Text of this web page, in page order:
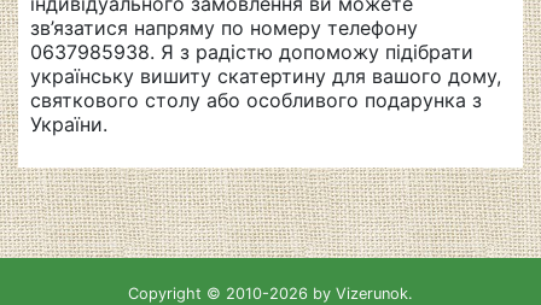
зв’язатися напряму по номеру телефону
0637985938. Я з радістю допоможу підібрати
українську вишиту скатертину для вашого дому,
святкового столу або особливого подарунка з
України.
Copyright © 2010-2026 by Vizerunok.